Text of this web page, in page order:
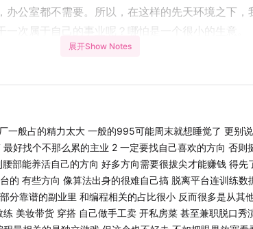
办公室都不需要。所以，在这样的先天环境之下，
一次属于自己的事业呢？哪怕是一个很小的生意。
很多关键的因数。
给大家一些的启发，欢迎收听。
硬地骇客的故事
展开Show Notes
一般占的精力太大 一般的995可能周末就想睡觉了 更别
最好找个不那么累的主业 2 一定要找自己喜欢的方向 否则
部能养活自己的方向 好多方向需要很拔尖才能赚钱 得先
的 有些方向 像算法出身的很难自己搞 脱离平台连训练数
分靠谱的副业里 和编程相关的占比很小 反而很多是从其
练 美妆带货 穿搭 自己做手工卖 开私房菜 甚至兼职脱口秀